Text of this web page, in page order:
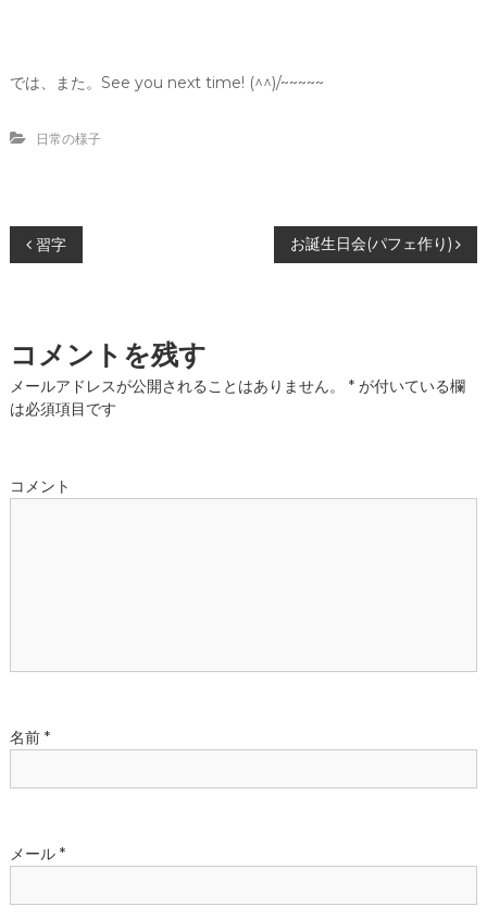
では、また。See you next time! (^^)/~~~~~
日常の様子
投
ナ
ビ
ー
習字 お誕生日会(パフェ作り)
コメントを残す
メールアドレスが公開されることはありません。 *が付いている欄
は必須項目です
コメント
名前 *
メール *